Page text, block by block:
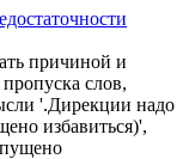
причиной и
слов,
'.Дирекции надо
избавиться)',